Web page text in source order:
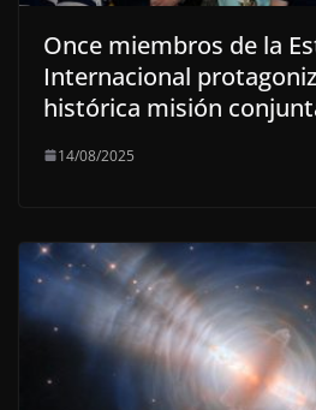
Once miembros de la
Internacional
histórica misión
14/08/2025